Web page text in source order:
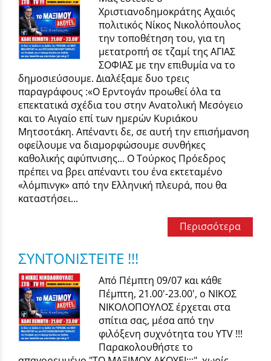
Χριστιανοδημοκράτης Αχαιός
πολιτικός Νίκος Νικολόπουλος
την τοποθέτηση του, για τη
μετατροπή σε τζαμί της ΑΓΙΑΣ
ΣΟΦΙΑΣ με την επιθυμία να το
δημοσιεύσουμε. Διαλέξαμε δυο τρεις
παραγράφους :«Ο Ερντογάν προωθεί όλα τα
επεκτατικά σχέδια του στην Ανατολική Μεσόγειο
και το Αιγαίο επί των ημερών Κυριάκου
Μητσοτάκη. Απέναντι δε, σε αυτή την επισήμανση
οφείλουμε να διαμορφώσουμε συνθήκες
καθολικής αφύπνισης... Ο Τούρκος Πρόεδρος
πρέπει να βρει απέναντι του ένα εκτεταμένο
«λόμπινγκ» από την Ελληνική πλευρά, που θα
καταστήσει...
Περισσότερα
ΣΥΝΤΟΝΙΣΤΕΙΤΕ !!!
Από Πέμπτη 09/07 και κάθε
Πέμπτη, 21.00'-23.00', ο ΝΙΚΟΣ
ΝΙΚΟΛΟΠΟΥΛΟΣ έρχεται στα
σπίτια σας, μέσα από την
φιλόξενη συχνότητα του YTV !!!
Παρακολουθήστε το